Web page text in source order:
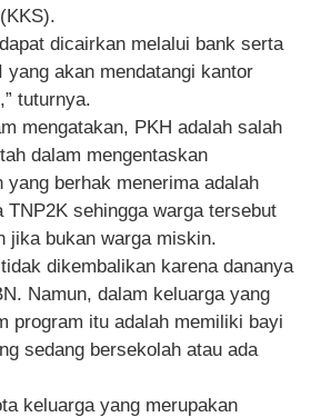
dicairkan melalui bank serta
yang akan mendatangi kantor
tuturnya.
mengatakan, PKH adalah salah
dalam mengentaskan
yang berhak menerima adalah
TNP2K sehingga warga tersebut
jika bukan warga miskin.
dikembalikan karena dananya
Namun, dalam keluarga yang
program itu adalah memiliki bayi
sedang bersekolah atau ada
keluarga yang merupakan